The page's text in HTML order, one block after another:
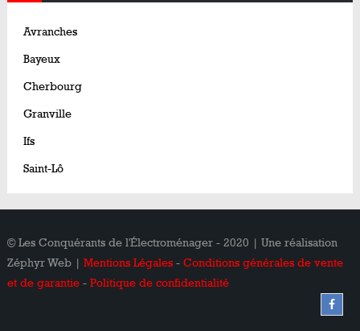
Avranches
Bayeux
Cherbourg
Granville
Ifs
Saint-Lô
© Les Conquérants de l'Électroménager - 2020 | Une réalisation
Zéphyr Web | Mentions Légales - Conditions générales de vente
et de garantie - Politique de confidentialité